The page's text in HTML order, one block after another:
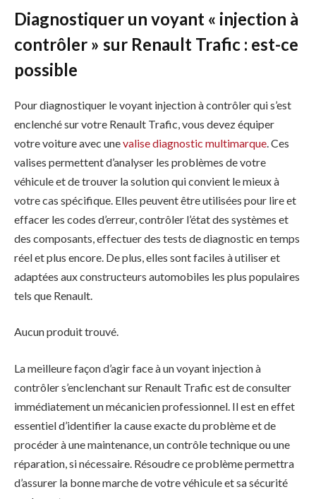
Diagnostiquer un voyant « injection à
contrôler » sur Renault Trafic : est-ce
possible
Pour diagnostiquer le voyant injection à contrôler qui s’est
enclenché sur votre Renault Trafic, vous devez équiper
votre voiture avec unevalise diagnostic multimarque. Ces
valises permettent d’analyser les problèmes de votre
véhicule et de trouver la solution qui convient le mieux à
votre cas spécifique. Elles peuvent être utilisées pour lire et
effacer les codes d’erreur, contrôler l’état des systèmes et
des composants, effectuer des tests de diagnostic en temps
réel et plus encore. De plus, elles sont faciles à utiliser et
adaptées aux constructeurs automobiles les plus populaires
tels que Renault.
Aucun produit trouvé.
La meilleure façon d’agir face à un voyant injection à
contrôler s’enclenchant sur Renault Trafic est de consulter
immédiatement un mécanicien professionnel. Il est en effet
essentiel d’identifier la cause exacte du problème et de
procéder à une maintenance, un contrôle technique ou une
réparation, si nécessaire. Résoudre ce problème permettra
d’assurer la bonne marche de votre véhicule et sa sécurité